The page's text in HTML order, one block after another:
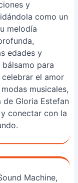
y
como un
melodía
edades y
para
el amor
musicales,
Gloria Estefan
conectar con la
Machine,